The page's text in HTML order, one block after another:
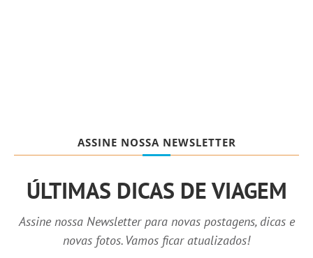
ASSINE NOSSA NEWSLETTER
ÚLTIMAS DICAS DE VIAGEM
Assine nossa Newsletter para novas postagens, dicas e
novas fotos. Vamos ficar atualizados!